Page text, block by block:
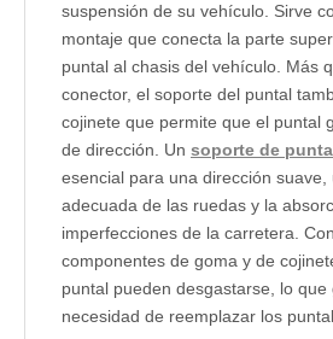
suspensión de su vehículo. Sirve
montaje que conecta la parte
puntal al chasis del vehículo. Más
conector, el soporte del puntal
cojinete que permite que el puntal
de dirección. Un soporte de
esencial para una dirección suave,
adecuada de las ruedas y la
imperfecciones de la carretera.
componentes de goma y de
puntal pueden desgastarse, lo que
necesidad de reemplazar los